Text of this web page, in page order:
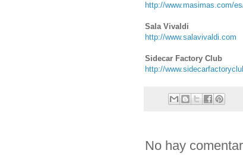
http://www.masimas.com/
Sala Vivaldi
http://www.salavivaldi.com
Sidecar Factory Club
http://
No hay